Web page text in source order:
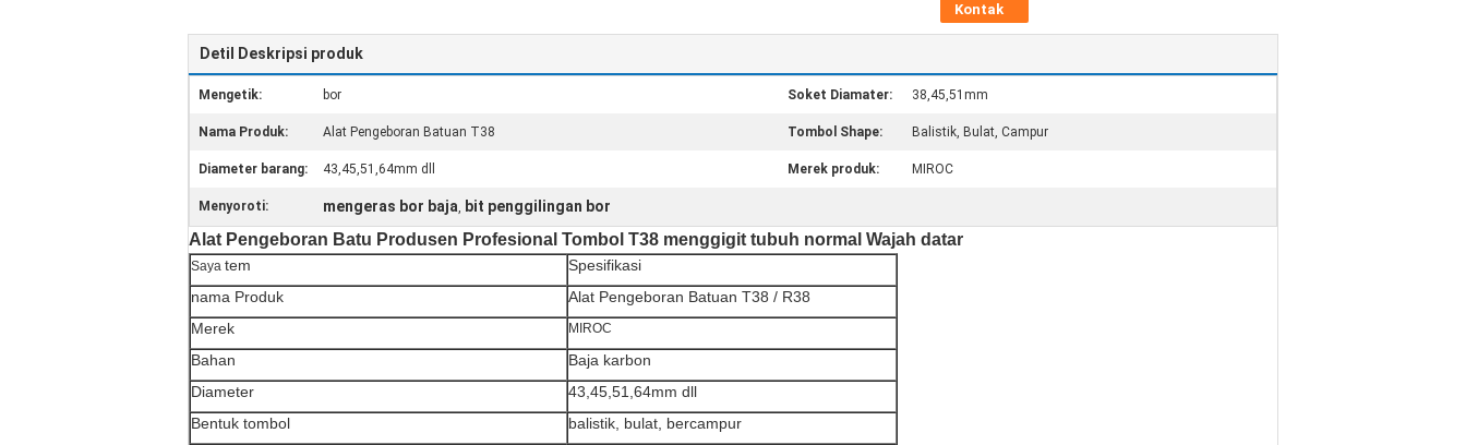
Kontak
Detil Deskripsi produk
Mengetik: bor Soket Diamater: 38,45,51mm
Nama Produk: Alat Pengeboran Batuan T38 Tombol Shape: Balistik, Bulat, Campur
Diameter barang: 43,45,51,64mm dll Merek produk: MIROC
Menyoroti: mengeras bor baja, bit penggilingan bor
Alat Pengeboran Batu Produsen Profesional Tombol T38 menggigit tubuh normal Wajah datar
Saya tem
Spesifikasi
nama Produk
Alat Pengeboran Batuan T38 / R38
Merek
MIROC
Bahan
Baja karbon
Diameter
43,45,51,64mm dll
Bentuk tombol
balistik, bulat, bercampur